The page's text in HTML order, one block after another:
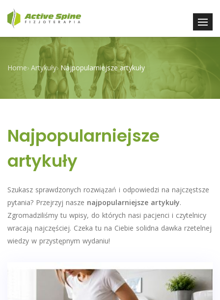
Home› Artykuły› Najpopularniejsze artykuły
Najpopularniejsze
artykuły
Szukasz sprawdzonych rozwiązań i odpowiedzi na najczęstsze
pytania? Przejrzyj nasze najpopularniejsze artykuły.
Zgromadziliśmy tu wpisy, do których nasi pacjenci i czytelnicy
wracają najczęściej. Czeka tu na Ciebie solidna dawka rzetelnej
wiedzy w przystępnym wydaniu!